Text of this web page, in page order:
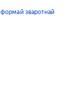
формай зваротнай